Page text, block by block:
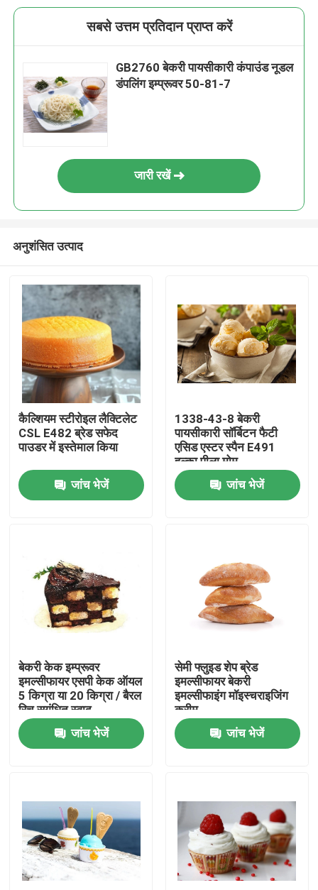
वीडियो
वीआर शो
हमारे बारे में
कारखाना भ्रमण
गुणवत्ता नियंत्रण
समाचार
एक उद्धरण का अनुरोध करें
सबसे उत्तम प्रतिदान प्राप्त करें
GB2760 बेकरी पायसीकारी कंपाउंड नूडल
डंपलिंग इम्प्रूवर 50-81-7
जारी रखें
अनुशंसित उत्पाद
कैल्शियम स्टीरोइल लैक्टिलेट
CSL E482 ब्रेड सफेद
पाउडर में इस्तेमाल किया
जांच भेजें
1338-43-8 बेकरी
पायसीकारी सॉर्बिटन फैटी
एसिड एस्टर स्पैन E491
हल्का पीला मोम
जांच भेजें
बेकरी केक इम्प्रूवर
इमल्सीफायर एसपी केक ऑयल
5 किग्रा या 20 किग्रा / बैरल
रिच सुगंधित स्वाद
जांच भेजें
सेमी फ्लुइड शेप ब्रेड
इमल्सीफायर बेकरी
इमल्सीफाइंग मॉइस्चराइजिंग
क्रीम
जांच भेजें